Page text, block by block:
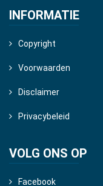
INFORMATIE
Copyright
Voorwaarden
Disclaimer
Privacybeleid
VOLG ONS OP
Facebook